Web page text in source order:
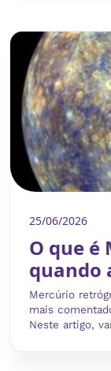
25/06/2026
O que é
quando
Mercúrio
mais
Neste artigo,